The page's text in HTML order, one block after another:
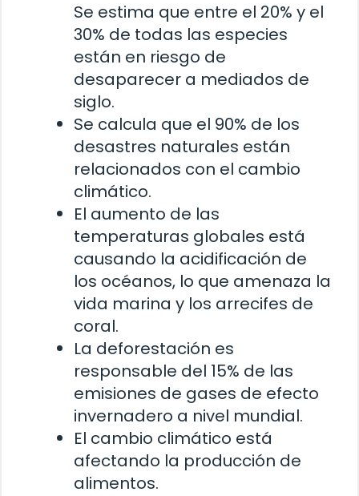
Se estima que entre el 20% y el
30% de todas las especies
están en riesgo de
desaparecer a mediados de
siglo.
Se calcula que el 90% de los
desastres naturales están
relacionados con el cambio
climático.
El aumento de las
temperaturas globales está
causando la acidificación de
los océanos, lo que amenaza la
vida marina y los arrecifes de
coral.
La deforestación es
responsable del 15% de las
emisiones de gases de efecto
invernadero a nivel mundial.
El cambio climático está
afectando la producción de
alimentos.